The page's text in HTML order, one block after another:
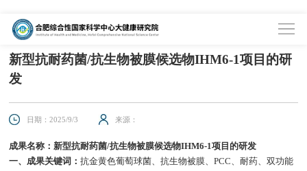
新型抗耐药菌/抗生物被膜候选物IHM6-1项目的研
发
日期：2025/9/3 来源：
成果名称：新型抗耐药菌/抗生物被膜候选物IHM6-1项目的研发
一、成果关键词：抗金黄色葡萄球菌、抗生物被膜、PCC、耐药、双功能